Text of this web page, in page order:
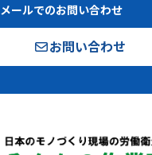
メールでのお問い合わせ
お問い合わせ